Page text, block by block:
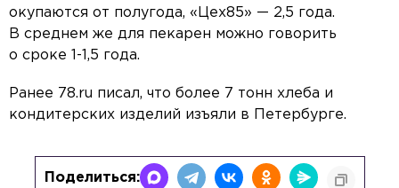
окупаются от полугода, «Цех85» — 2,5 года.
В среднем же для пекарен можно говорить
о сроке 1-1,5 года.
Ранее 78.ru писал, что более 7 тонн хлеба и
кондитерских изделий изъяли в Петербурге.
Поделиться: